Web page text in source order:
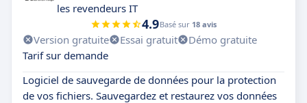
les revendeurs IT
4.9Basé sur 18 avis
Version gratuite Essai gratuit
Démo gratuite
Tarif sur demande
Logiciel de sauvegarde de données pour la protection
de vos fichiers. Sauvegardez et restaurez vos données